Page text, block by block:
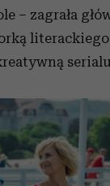
– zagrała